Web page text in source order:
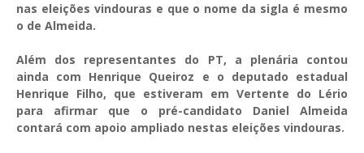
nas eleições vindouras e que o nome da sigla é mesmo
o de Almeida.
Além dos representantes do PT, a plenária contou
ainda com Henrique Queiroz e o deputado estadual
Henrique Filho, que estiveram em Vertente do Lério
para afirmar que o pré-candidato Daniel Almeida
contará com apoio ampliado nestas eleições vindouras.